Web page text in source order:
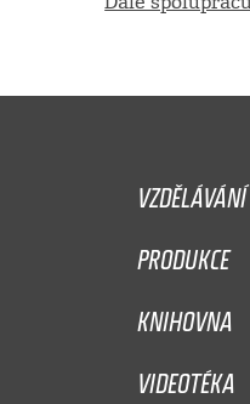
VZDĚLÁVÁNÍ
PRODUKCE
KNIHOVNA
VIDEOTÉKA